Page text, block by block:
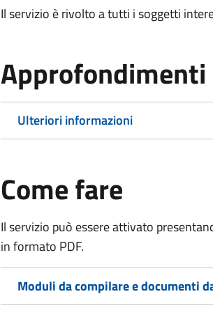
Il servizio è rivolto a tutti i soggetti
Approfondimenti
Ulteriori informazioni
Come fare
Il servizio può essere attivato
in formato PDF.
Moduli da compilare e documenti